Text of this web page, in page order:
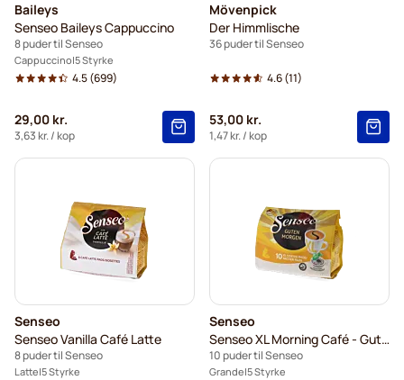
Baileys
Senseo Baileys Cappuccino
8 puder til Senseo
Cappuccino 5 Styrke
4.5(699)
29,00 kr.
3,63 kr./ kop
Mövenpick
Der Himmlische
36 puder til Senseo
4.6(11)
53,00 kr.
1,47 kr./ kop
Senseo
Senseo Vanilla Café Latte
8 puder til Senseo
Latte 5 Styrke
Senseo
Senseo XL Morning Café - Guten Morgen (stor kop)
10 puder til Senseo
Grande 5 Styrke